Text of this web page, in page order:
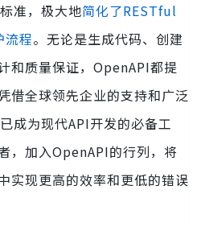
准，极大地简化了RESTful
流程。无论是生成代码、创建
和质量保证，OpenAPI都提
借全球领先企业的支持和广泛
成为现代API开发的必备工
，加入OpenAPI的行列，将
实现更高的效率和更低的错误